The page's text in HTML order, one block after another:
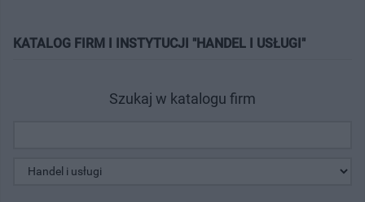
KATALOG FIRM I INSTYTUCJI "HANDEL I USŁUGI"
Szukaj w katalogu firm